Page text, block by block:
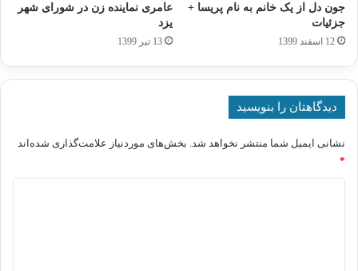
جون دل از یک خانم به نام پریسا +
جزئیات
12 اسفند 1399
عامری نماینده زن در شورای شهر
یزد
13 تیر 1399
دیدگاهتان را بنویسید
نشانی ایمیل شما منتشر نخواهد شد. بخش‌های موردنیاز علامت‌گذاری شده‌اند
*